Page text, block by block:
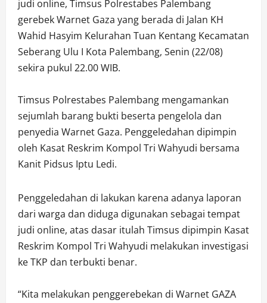
judi online, Timsus Polrestabes Palembang
gerebek Warnet Gaza yang berada di Jalan KH
Wahid Hasyim Kelurahan Tuan Kentang Kecamatan
Seberang Ulu I Kota Palembang, Senin (22/08)
sekira pukul 22.00 WIB.
Timsus Polrestabes Palembang mengamankan
sejumlah barang bukti beserta pengelola dan
penyedia Warnet Gaza. Penggeledahan dipimpin
oleh Kasat Reskrim Kompol Tri Wahyudi bersama
Kanit Pidsus Iptu Ledi.
Penggeledahan di lakukan karena adanya laporan
dari warga dan diduga digunakan sebagai tempat
judi online, atas dasar itulah Timsus dipimpin Kasat
Reskrim Kompol Tri Wahyudi melakukan investigasi
ke TKP dan terbukti benar.
“Kita melakukan penggerebekan di Warnet GAZA